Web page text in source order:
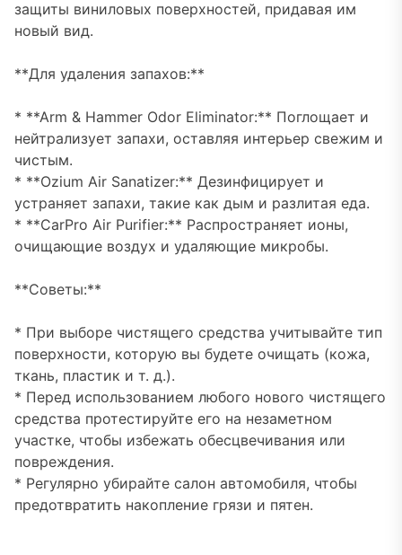
защиты виниловых поверхностей, придавая им
новый вид.
**Для удаления запахов:**
* **Arm & Hammer Odor Eliminator:** Поглощает и
нейтрализует запахи, оставляя интерьер свежим и
чистым.
* **Ozium Air Sanatizer:** Дезинфицирует и
устраняет запахи, такие как дым и разлитая еда.
* **CarPro Air Purifier:** Распространяет ионы,
очищающие воздух и удаляющие микробы.
**Советы:**
* При выборе чистящего средства учитывайте тип
поверхности, которую вы будете очищать (кожа,
ткань, пластик и т. д.).
* Перед использованием любого нового чистящего
средства протестируйте его на незаметном
участке, чтобы избежать обесцвечивания или
повреждения.
* Регулярно убирайте салон автомобиля, чтобы
предотвратить накопление грязи и пятен.